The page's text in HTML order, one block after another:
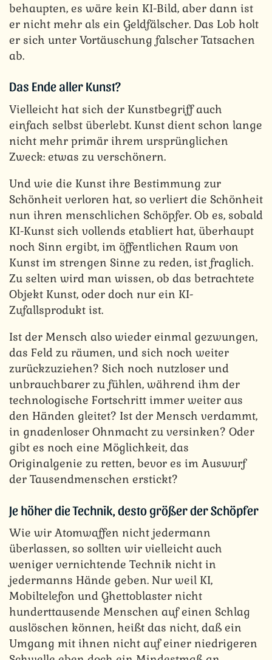
behaupten, es wäre kein KI-Bild, aber dann ist
er nicht mehr als ein Geldfälscher. Das Lob holt
er sich unter Vortäuschung falscher Tatsachen
ab.
Das Ende aller Kunst?
Vielleicht hat sich der Kunstbegriff auch
einfach selbst überlebt. Kunst dient schon lange
nicht mehr primär ihrem ursprünglichen
Zweck: etwas zu verschönern.
Und wie die Kunst ihre Bestimmung zur
Schönheit verloren hat, so verliert die Schönheit
nun ihren menschlichen Schöpfer. Ob es, sobald
KI-Kunst sich vollends etabliert hat, überhaupt
noch Sinn ergibt, im öffentlichen Raum von
Kunst im strengen Sinne zu reden, ist fraglich.
Zu selten wird man wissen, ob das betrachtete
Objekt Kunst, oder doch nur ein KI-
Zufallsprodukt ist.
Ist der Mensch also wieder einmal gezwungen,
das Feld zu räumen, und sich noch weiter
zurückzuziehen? Sich noch nutzloser und
unbrauchbarer zu fühlen, während ihm der
technologische Fortschritt immer weiter aus
den Händen gleitet? Ist der Mensch verdammt,
in gnadenloser Ohnmacht zu versinken? Oder
gibt es noch eine Möglichkeit, das
Originalgenie zu retten, bevor es im Auswurf
der Tausendmenschen erstickt?
Je höher die Technik, desto größer der Schöpfer
Wie wir Atomwaffen nicht jedermann
überlassen, so sollten wir vielleicht auch
weniger vernichtende Technik nicht in
jedermanns Hände geben. Nur weil KI,
Mobiltelefon und Ghettoblaster nicht
hunderttausende Menschen auf einen Schlag
auslöschen können, heißt das nicht, daß ein
Umgang mit ihnen nicht auf einer niedrigeren